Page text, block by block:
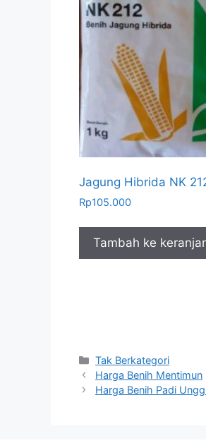
Jagung Hibrida NK
Rp105.000
Tambah ke
Kategori
Tak Berkategori
Harga Benih Mentimun
Harga Benih Padi